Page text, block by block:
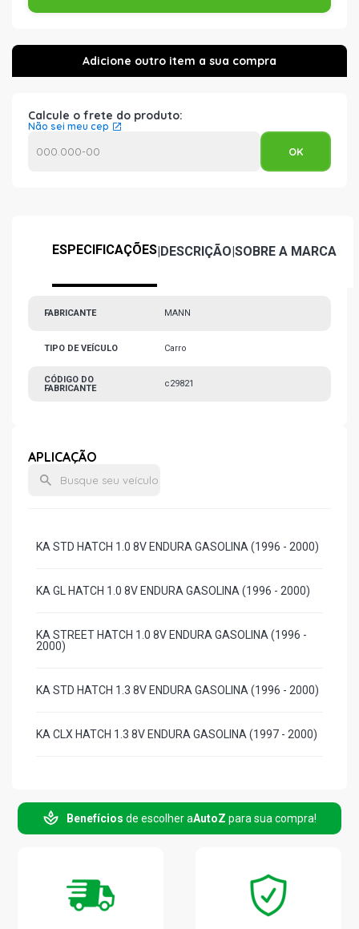
Calcule o frete do produto:
Não sei meu cep
ESPECIFICAÇÕES|DESCRIÇÃO|SOBRE A MARCA
FABRICANTE MANN
TIPO DE VEÍCULO Carro
CÓDIGO DO
FABRICANTE
c29821
APLICAÇÃO
KA STD HATCH 1.0 8V ENDURA GASOLINA (1996 - 2000)
KA GL HATCH 1.0 8V ENDURA GASOLINA (1996 - 2000)
KA STREET HATCH 1.0 8V ENDURA GASOLINA (1996 -
2000)
KA STD HATCH 1.3 8V ENDURA GASOLINA (1996 - 2000)
KA CLX HATCH 1.3 8V ENDURA GASOLINA (1997 - 2000)
Benefícios de escolher aAutoZ para sua compra!